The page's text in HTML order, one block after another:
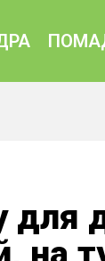
для